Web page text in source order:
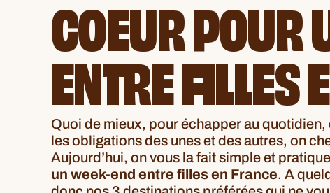
COEUR POUR
ENTRE FILLES
Quoi de mieux, pour échapper au quotidien,
les obligations des unes et des autres, on
Aujourd’hui, on vous la fait simple et
un week-end entre filles en France. A